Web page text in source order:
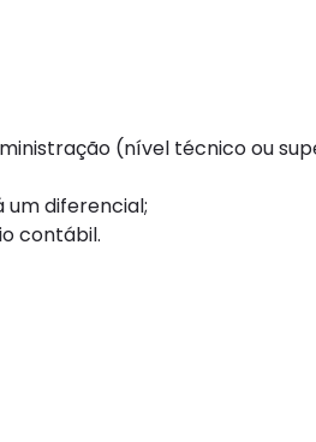
(nível técnico ou
diferencial;
contábil.